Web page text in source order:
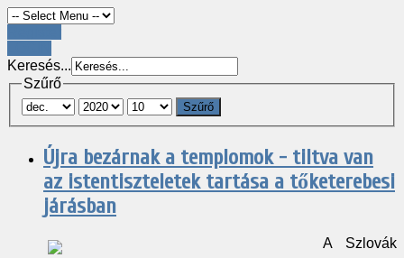
Keresés...
Szűrő
Szűrő
Újra bezárnak a templomok - tiltva van
az istentiszteletek tartása a tőketerebesi
járásban
A Szlovák